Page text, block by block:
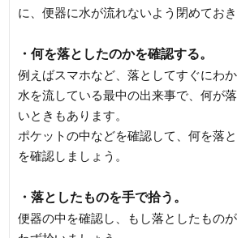
に、便器に水が流れないよう閉めておき
・何を落としたのかを確認する。
例えばスマホなど、落としてすぐにわか
水を流している最中の出来事で、何が
いときもあります。
ポケットの中などを確認して、何を落
を確認しましょう。
・落としたものを手で拾う。
便器の中を確認し、もし落としたもの